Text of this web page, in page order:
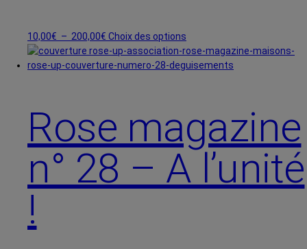
10,00€ – 200,00€ Plage
de
prix :
Choix des options
produit
a
options
peuvent
être
sur
Rose magazine
n° 28 – A l’unité
!